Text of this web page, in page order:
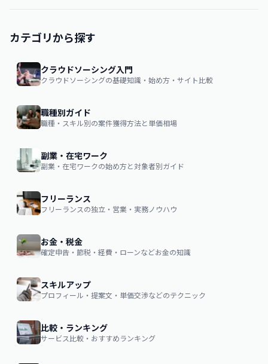
カテゴリから探す
クラウドソーシング入門
クラウドソーシングの基礎知識・始め方・サイト比較
職種別ガイド
職種・スキル別の案件獲得方法と単価相場
副業・在宅ワーク
副業・在宅ワークの始め方と対象者別ガイド
フリーランス
フリーランスの独立・営業・実務ノウハウ
お金・税金
確定申告・節税・経費・ローンなどお金の知識
スキルアップ
プロフィール・提案文・単価交渉などのテクニック
比較・ランキング
サービス比較・おすすめランキング